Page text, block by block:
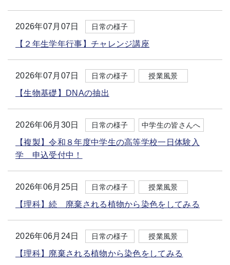
2026年07月07日 日常の様子
【２年生学年行事】チャレンジ講座
2026年07月07日 日常の様子 授業風景
【生物基礎】DNAの抽出
2026年06月30日 日常の様子 中学生の皆さんへ
【複製】令和８年度中学生の高等学校一日体験入
学 申込受付中！
2026年06月25日 日常の様子 授業風景
【理科】続 廃棄される植物から染色をしてみる
2026年06月24日 日常の様子 授業風景
【理科】廃棄される植物から染色をしてみる